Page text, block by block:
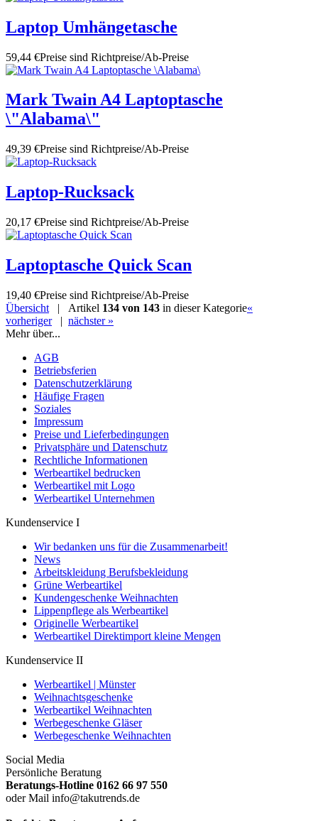
Laptop Umhängetasche
59,44 €Preise sind Richtpreise/Ab-Preise
Mark Twain A4 Laptoptasche
\"Alabama\"
49,39 €Preise sind Richtpreise/Ab-Preise
Laptop-Rucksack
20,17 €Preise sind Richtpreise/Ab-Preise
Laptoptasche Quick Scan
19,40 €Preise sind Richtpreise/Ab-Preise
Übersicht | Artikel 134 von 143 in dieser Kategorie«
vorheriger| nächster »
Mehr über...
AGB
Betriebsferien
Datenschutzerklärung
Häufige Fragen
Soziales
Impressum
Preise und Lieferbedingungen
Privatsphäre und Datenschutz
Rechtliche Informationen
Werbeartikel bedrucken
Werbeartikel mit Logo
Werbeartikel Unternehmen
Kundenservice I
Wir bedanken uns für die Zusammenarbeit!
News
Arbeitskleidung Berufsbekleidung
Grüne Werbeartikel
Kundengeschenke Weihnachten
Lippenpflege als Werbeartikel
Originelle Werbeartikel
Werbeartikel Direktimport kleine Mengen
Kundenservice II
Werbeartikel | Münster
Weihnachtsgeschenke
Werbeartikel Weihnachten
Werbegeschenke Gläser
Werbegeschenke Weihnachten
Social Media
Persönliche Beratung
Beratungs-Hotline 0162 66 97 550
oder Mail info@takutrends.de